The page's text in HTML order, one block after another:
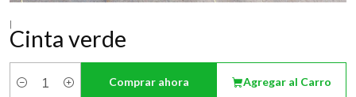
|
Cinta verde
Cantidad
Agregar al Carro
Comprar ahora